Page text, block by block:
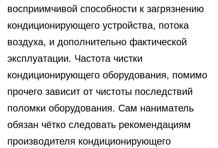
восприимчивой способности к загрязнению
кондиционирующего устройства, потока
воздуха, и дополнительно фактической
эксплуатации. Частота чистки
кондиционирующего оборудования, помимо
прочего зависит от чистоты последствий
поломки оборудования. Сам наниматель
обязан чётко следовать рекомендациям
производителя кондиционирующего